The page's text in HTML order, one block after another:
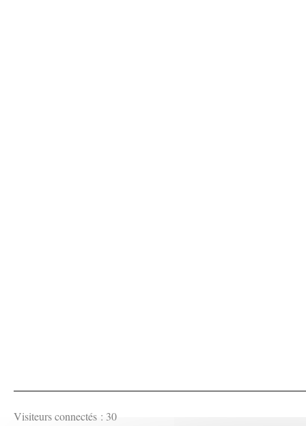
Visiteurs connectés : 30